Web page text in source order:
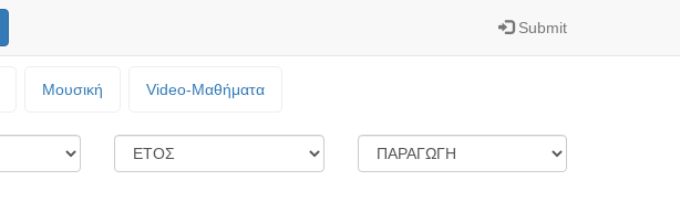
Submit
Μουσική Video-Mαθήματα